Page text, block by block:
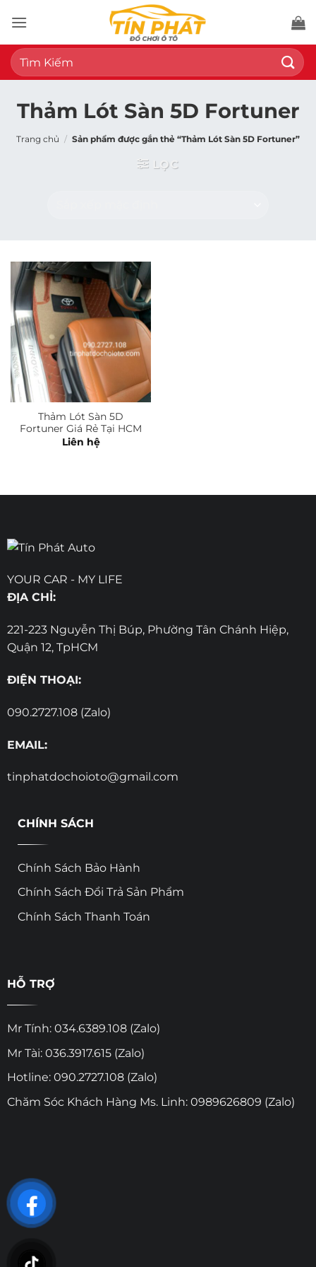
qua
nội
dung
Tìm
kiếm:
Thảm Lót Sàn 5D Fortuner
Trang chủ / Sản phẩm được gắn thẻ “Thảm Lót Sàn 5D Fortuner”
LỌC
Thảm Lót Sàn 5D
Fortuner Giá Rẻ Tại HCM
Liên hệ
YOUR CAR - MY LIFE
ĐỊA CHỈ:
221-223 Nguyễn Thị Búp, Phường Tân Chánh Hiệp,
Quận 12, TpHCM
ĐIỆN THOẠI:
090.2727.108 (Zalo)
EMAIL:
tinphatdochoioto@gmail.com
CHÍNH SÁCH
Chính Sách Bảo Hành
Chính Sách Đổi Trả Sản Phẩm
Chính Sách Thanh Toán
HỖ TRỢ
Mr Tính: 034.6389.108 (Zalo)
Mr Tài: 036.3917.615 (Zalo)
Hotline: 090.2727.108 (Zalo)
Chăm Sóc Khách Hàng Ms. Linh: 0989626809 (Zalo)